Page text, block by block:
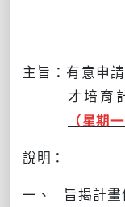
主旨：有意申
才培育
（星期
說明：
一、 旨揭計畫